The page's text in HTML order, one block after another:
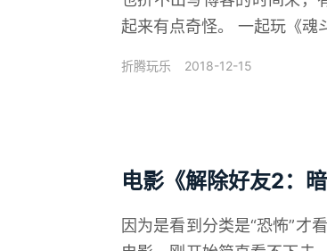
起来有点奇怪。 一起玩《魂
折腾玩乐 2018-12-15
电影《解除好友2：暗
因为是看到分类是“恐怖”才